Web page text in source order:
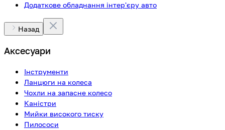
Додаткове обладнання інтер'єру авто
Назад
Аксесуари
Інструменти
Ланцюги на колеса
Чохли на запасне колесо
Каністри
Мийки високого тиску
Пилососи